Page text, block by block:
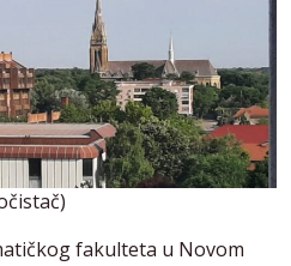
fakulteta u Novom